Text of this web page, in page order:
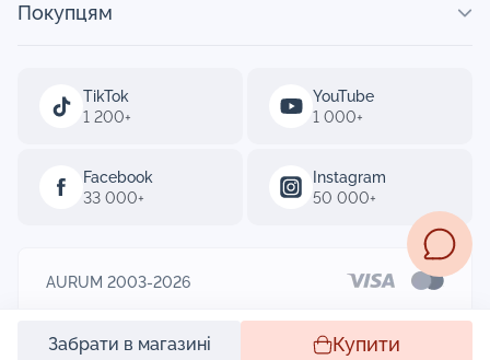
Забрати в магазині Купити
TikTok
1 200+
YouTube
1 000+
Facebook
33 000+
Instagram
50 000+
Покупцям
AURUM 2003-2026